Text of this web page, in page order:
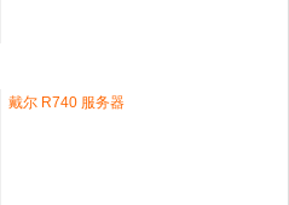
戴尔 R740 服务器